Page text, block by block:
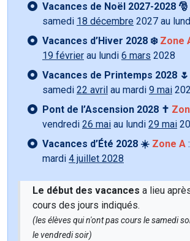
Vacances de Noël 2027-2028 🎅
samedi 18 décembre 2027 au
Vacances d’Hiver 2028 ❄️ Zone
19 février au lundi 6 mars 2028
Vacances de Printemps 2028 🌷
samedi 22 avril au mardi 9 mai
Pont de l’Ascension 2028 ✝️
vendredi 26 mai au lundi 29 mai
Vacances d’Été 2028 ☀️ Zone A
mardi 4 juillet 2028
Le début des vacances a lieu
cours des jours indiqués.
(les élèves qui n'ont pas cours le samedi
le vendredi soir)